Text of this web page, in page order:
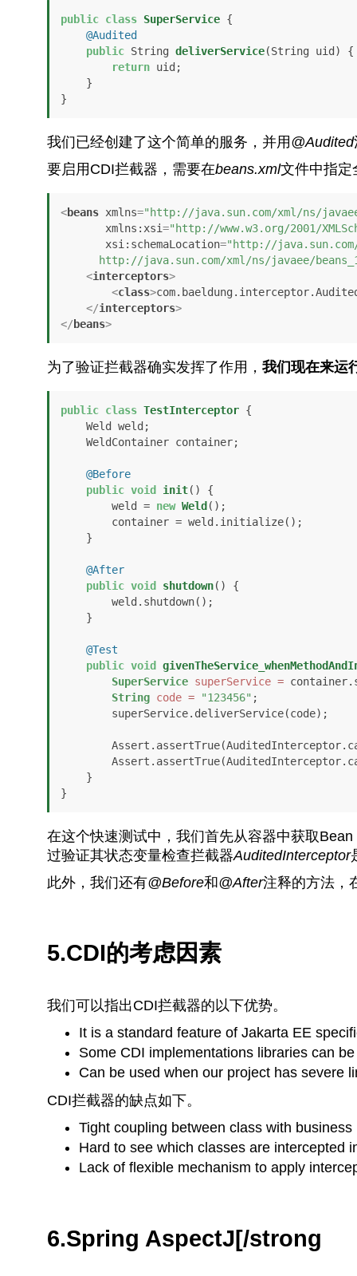
public class SuperService {
@Audited
public String deliverService(String uid)
{
return uid;
}
我们已经创建了这个简单的服务，并用 @Audited
要启用CDI拦截器，需要在beans.xml文件中指定
<beans xmlns="http://java.sun.com/xml/ns/
xmlns:xsi="http://www.w3.org/2001/
xsi:schemaLocation="http://
http://java.sun.com/xml/ns/javaee/
<interceptors>
<class>
</interceptors>
</ beans>
为了验证拦截器确实发挥了作用， 我们现在来运
public class TestInterceptor {
@Before
public void init()
{
        weld =
new Weld ();
@After
public void shutdown()
{
@Test
public void
SuperService superService =
String code = "123456" ;
}
在这个快速测试中，我们首先从容器中获取Bean
过验证其状态变量检查拦截器AuditedInterceptor
此外，我们还有@Before和@After注释的方法，
5.CDI的考虑因素
我们可以指出CDI拦截器的以下优势。
It is a standard feature of Jakarta EE
Some CDI implementations libraries can
Can be used when our project has severe
CDI拦截器的缺点如下。
Tight coupling between class with
Hard to see which classes are intercepted
Lack of flexible mechanism to apply
6.Spring AspectJ[/strong